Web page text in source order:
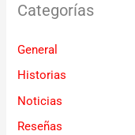
Categorías
General
Historias
Noticias
Reseñas